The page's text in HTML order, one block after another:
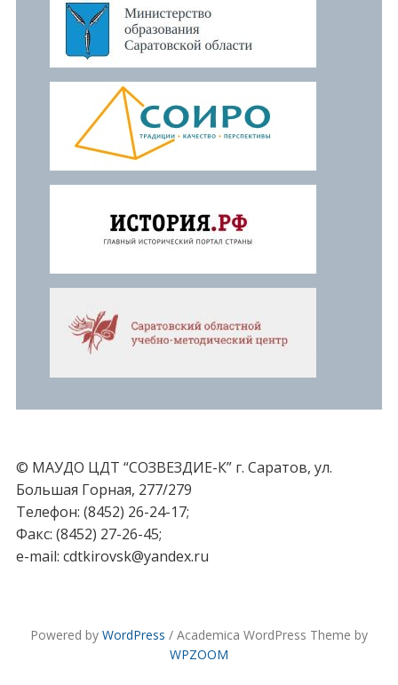
© МАУДО ЦДТ “СОЗВЕЗДИЕ-К” г. Саратов, ул.
Большая Горная, 277/279
Телефон: (8452) 26-24-17;
Факс: (8452) 27-26-45;
e-mail: cdtkirovsk@yandex.ru
Powered by WordPress / Academica WordPress Theme by
WPZOOM